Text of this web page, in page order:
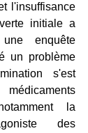
l'insuffisance
initiale a
enquête
un problème
s'est
la
des